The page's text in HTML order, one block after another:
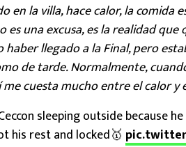
en la villa, hace calor, la comida
una excusa, es la realidad que
llegado a la Final, pero
de tarde. Normalmente,
cuesta mucho entre el calor y
sleeping outside because
his rest and locked🥇